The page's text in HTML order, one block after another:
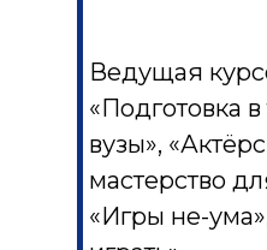
Ведущая
«Подготовка
вузы»,
мастерство
«Игры не-